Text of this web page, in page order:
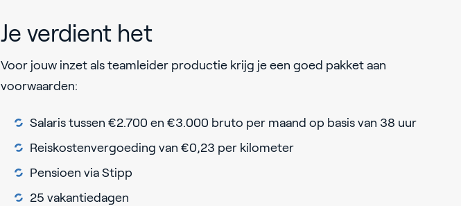
Je verdient het
Voor jouw inzet als teamleider productie krijg je een goed pakket aan
voorwaarden:
Salaris tussen €2.700 en €3.000 bruto per maand op basis van 38 uur
Reiskostenvergoeding van €0,23 per kilometer
Pensioen via Stipp
25 vakantiedagen